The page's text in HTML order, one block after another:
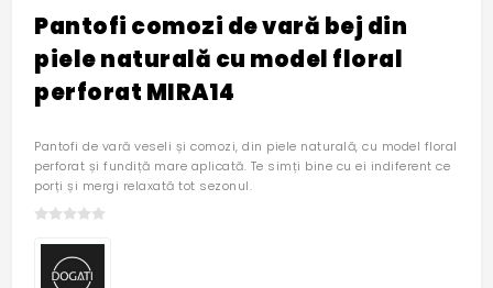
Pantofi comozi de vară bej din
piele naturală cu model floral
perforat MIRA14
Pantofi de vară veseli și comozi, din piele naturală, cu model floral
perforat și fundiță mare aplicată. Te simți bine cu ei indiferent ce
porți și mergi relaxată tot sezonul.